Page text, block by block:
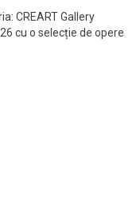
CREART Gallery
cu o selecție de opere